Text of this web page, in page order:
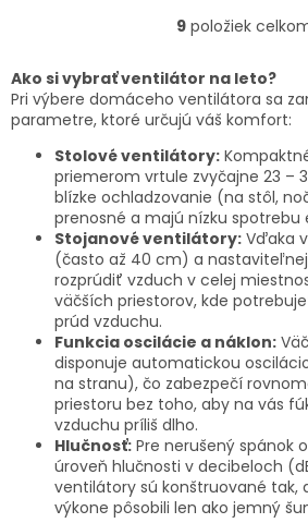
kontrolný systém vlhkosti.
24-hodinový časovač.
O
l
á
d
c
i
e
p
r
v
k
y
ý
p
i
s
9položiek
Ako si vybrať ventilátor na leto?
Pri výbere domáceho ventilátora sa
parametre, ktoré určujú váš komfort:
Stolové ventilátory:
priemerom vrtule zvyčajne 23 –
blízke ochladzovanie (na stôl,
prenosné a majú nízku spotrebu
Stojanové ventilátory: Vďaka
(často až 40 cm) a nastaviteľnej
rozprúdiť vzduch v celej
väčších priestorov, kde
prúd vzduchu.
Funkcia oscilácie a náklon:
disponuje automatickou
na stranu), čo zabezpečí
priestoru bez toho, aby na vás
vzduchu príliš dlho.
Hlučnosť: Pre nerušený spánok
úroveň hlučnosti v decibeloch
ventilátory sú konštruované tak,
výkone pôsobili len ako jemný